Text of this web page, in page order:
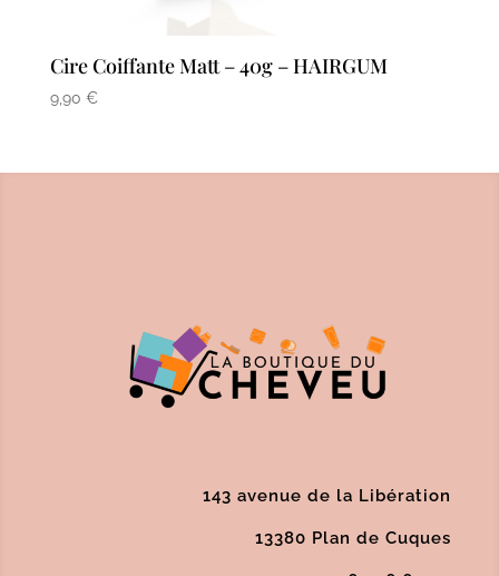
Cire Coiffante Matt – 40g – HAIRGUM
9,90 €
143 avenue de la Libération
13380 Plan de Cuques